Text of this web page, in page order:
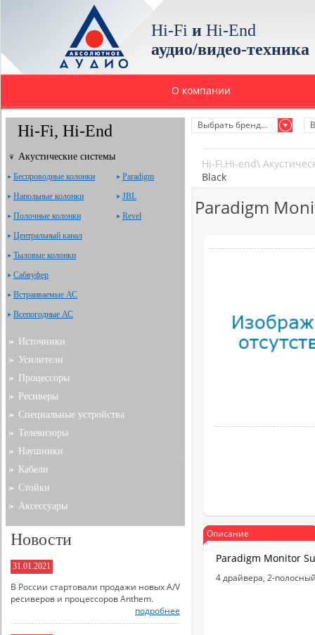
Hi-Fi и Hi-End
аудио/видео-техника
О компании
Выбрать бренд...
Hi-Fi,Hi-end\
Black
Paradigm
Описание
Paradigm Monitor
4 драйвера, 2-
Hi-Fi, Hi-End
Акустические системы
Беспроводные колонки
Напольные колонки
Полочные колонки
Центральный канал
Тыловые колонки
Сабвуфер
Встраиваемые АС
Всепогодные АС
Paradigm
JBL
Revel
Источники
Усилители
Процессоры
Ресиверы
Специальные устройства
Телевизоры
Наушники
Кабели
Стойки
Аксессуары
Новости
31.01.2021
В России стартовали продажи новых A/V
ресиверов и процессоров Anthem.
подробнее